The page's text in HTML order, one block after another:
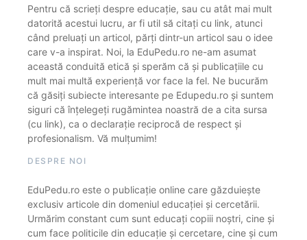
Pentru că scrieți despre educație, sau cu atât mai mult
datorită acestui lucru, ar fi util să citați cu link, atunci
când preluați un articol, părți dintr-un articol sau o idee
care v-a inspirat. Noi, la EduPedu.ro ne-am asumat
această conduită etică și sperăm că și publicațiile cu
mult mai multă experiență vor face la fel. Ne bucurăm
că găsiți subiecte interesante pe Edupedu.ro și suntem
siguri că înțelegeți rugămintea noastră de a cita sursa
(cu link), ca o declarație reciprocă de respect și
profesionalism. Vă mulțumim!
DESPRE NOI
EduPedu.ro este o publicație online care găzduiește
exclusiv articole din domeniul educației și cercetării.
Urmărim constant cum sunt educați copiii noștri, cine și
cum face politicile din educație și cercetare, cine și cum